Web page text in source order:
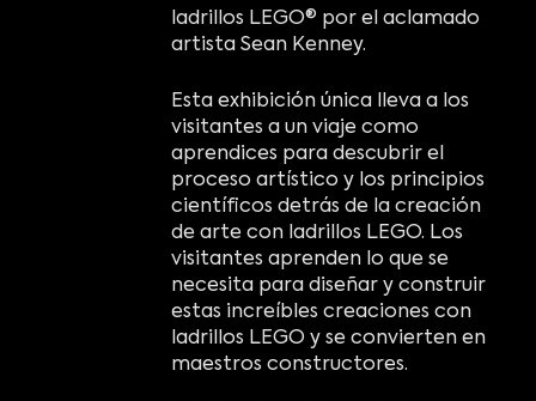
ladrillos LEGO® por el aclamado
artista Sean Kenney.
Esta exhibición única lleva a los
visitantes a un viaje como
aprendices para descubrir el
proceso artístico y los principios
científicos detrás de la creación
de arte con ladrillos LEGO. Los
visitantes aprenden lo que se
necesita para diseñar y construir
estas increíbles creaciones con
ladrillos LEGO y se convierten en
maestros constructores.